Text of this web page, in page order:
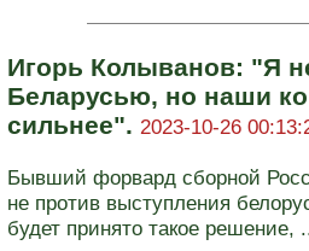
Игорь Колыванов: "Я
Беларусью, но наши
сильнее". 2023-10-26
Бывший форвард сборной
не против выступления
будет принято такое решение,